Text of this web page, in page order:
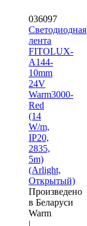
036097
Светодиодная
лента
FITOLUX-
A144-
10mm
24V
Warm3000-
Red
(14
W/m,
IP20,
2835,
5m)
(Arlight,
Открытый)
Произведено
в Беларуси
Warm
|